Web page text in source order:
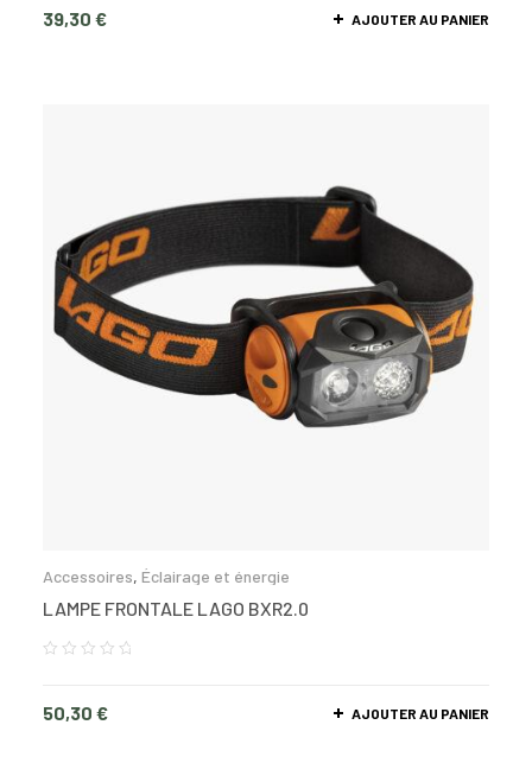
39,30 € AJOUTER AU PANIER
Accessoires, Éclairage et énergie
LAMPE FRONTALE LAGO BXR2.0
50,30 € AJOUTER AU PANIER